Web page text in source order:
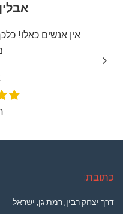
אין אנשים כאלו!
כתובת:
דרך יצחק רבין, רמת גן, ישראל